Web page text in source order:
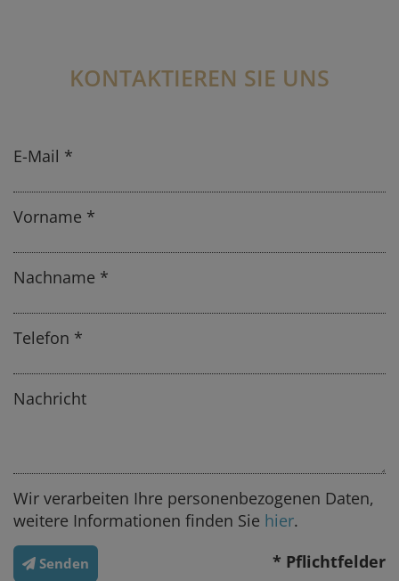
KONTAKTIEREN SIE UNS
E-Mail
Vorname
Nachname
Telefon
Nachricht
Wir verarbeiten Ihre personenbezogenen Daten,
weitere Informationen finden Sie hier.
Senden * Pflichtfelder